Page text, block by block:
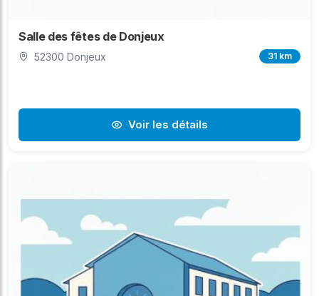
Salle des fêtes de Donjeux
52300 Donjeux 31 km
Voir les détails